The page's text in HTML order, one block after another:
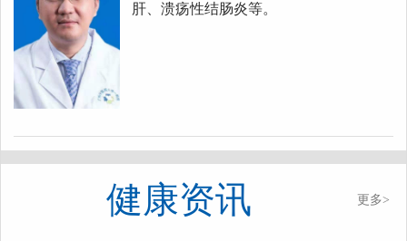
肝、溃疡性结肠炎等。
健康资讯 更多>